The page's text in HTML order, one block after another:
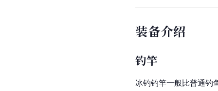
装备介绍
钓竿
冰钓钓竿一般比普通钓